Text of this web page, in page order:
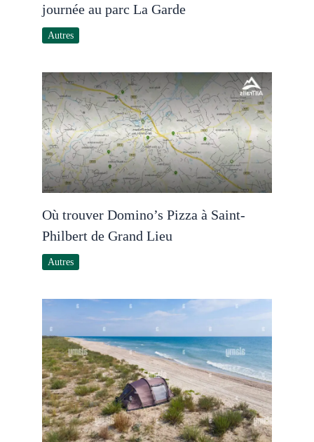
journée au parc La Garde
Autres
Où trouver Domino’s Pizza à Saint-
Philbert de Grand Lieu
Autres